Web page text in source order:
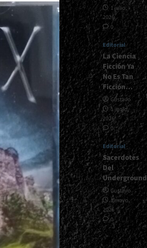
1 julio,
2026
0
Editorial
La Ciencia
Ficción Ya
No Es Tan
Ficción…
Gustavo
1 junio,
2026
0
Editorial
Sacerdotes
Del
Underground
Gustavo
1 mayo,
2026
0